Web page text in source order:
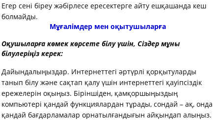
Егер сені бiреу жәбiрлесе ересектерге айту ешқашанда кеш
болмайды.
Мұғалімдер мен оқытушыларға
Оқушыларға көмек көрсете білу үшін, Сіздер мұны
білулеріңіз керек:
Дайындалыңыздар. Интернеттегі әртүрлі қорқытуларды
танып білу және сақтап қалу үшін интернеттегі қауіпсіздік
ережелерін оқыңыз. Біріншіден, қамқоршыңыздың
компьютері қандай функциялардан тұрады, сондай – ақ, онда
қандай бағдарламалар орнатылғандығын айқындап алыңыз.